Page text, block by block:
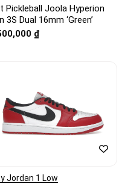
Pickleball Joola Hyperion
3S Dual 16mm ‘Green’
₫
Jordan 1 Low